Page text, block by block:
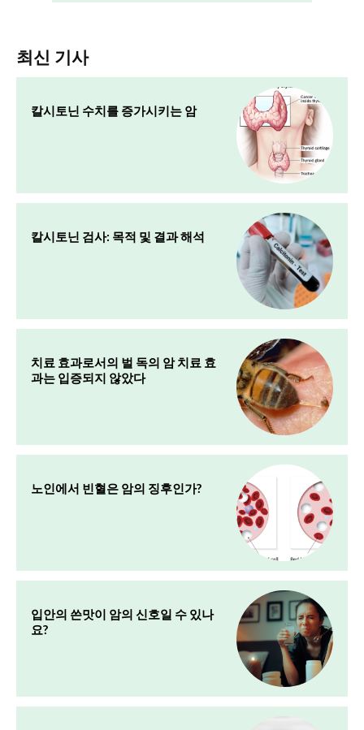
최신 기사
칼시토닌 수치를 증가시키는 암
칼시토닌 검사: 목적 및 결과 해석
치료 효과로서의 벌 독의 암 치료 효
과는 입증되지 않았다
노인에서 빈혈은 암의 징후인가?
입안의 쓴맛이 암의 신호일 수 있나
요?